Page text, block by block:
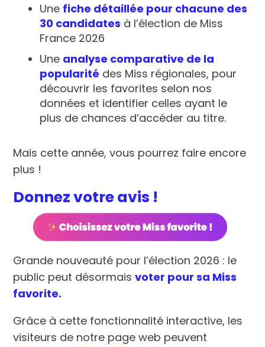
Une fiche détaillée pour chacune des
30 candidates à l’élection de Miss
France 2026
Une analyse comparative de la
popularité des Miss régionales, pour
découvrir les favorites selon nos
données et identifier celles ayant le
plus de chances d’accéder au titre.
Mais cette année, vous pourrez faire encore
plus !
Donnez votre avis !
Grande nouveauté pour l’élection 2026 : le
public peut désormaisvoter pour sa Miss
favorite.
Grâce à cette fonctionnalité interactive, les
visiteurs de notre page web peuvent